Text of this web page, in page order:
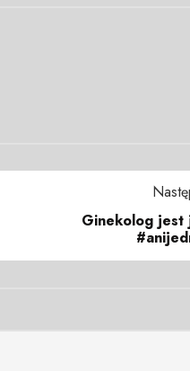
Ginekolog jest